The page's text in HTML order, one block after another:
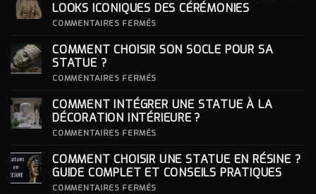
LOOKS ICONIQUES DES CÉRÉMONIES
COMMENTAIRES FERMÉS
POUR
ICONIQUES
DES
CÉRÉMONIES
COMMENT CHOISIR SON SOCLE POUR SA
STATUE ?
COMMENTAIRES FERMÉS
SON
SOCLE
POUR
COMMENT INTÉGRER UNE STATUE À LA
DÉCORATION INTÉRIEURE ?
COMMENTAIRES FERMÉS
UNE
STATUE
À
COMMENT CHOISIR UNE STATUE EN RÉSINE ?
GUIDE COMPLET ET CONSEILS PRATIQUES
COMMENTAIRES FERMÉS